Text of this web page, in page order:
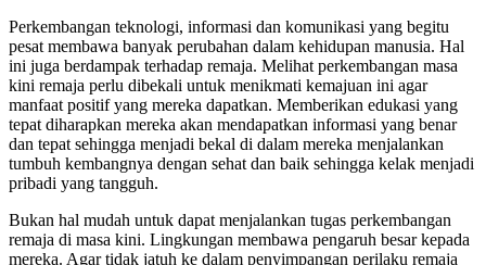
Perkembangan teknologi, informasi dan komunikasi yang begitu
pesat membawa banyak perubahan dalam kehidupan manusia. Hal
ini juga berdampak terhadap remaja. Melihat perkembangan masa
kini remaja perlu dibekali untuk menikmati kemajuan ini agar
manfaat positif yang mereka dapatkan. Memberikan edukasi yang
tepat diharapkan mereka akan mendapatkan informasi yang benar
dan tepat sehingga menjadi bekal di dalam mereka menjalankan
tumbuh kembangnya dengan sehat dan baik sehingga kelak menjadi
pribadi yang tangguh.
Bukan hal mudah untuk dapat menjalankan tugas perkembangan
remaja di masa kini. Lingkungan membawa pengaruh besar kepada
mereka. Agar tidak jatuh ke dalam penyimpangan perilaku remaja